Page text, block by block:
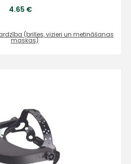
4.65 €
(brilles, vizieri un metināšanas
maskas)